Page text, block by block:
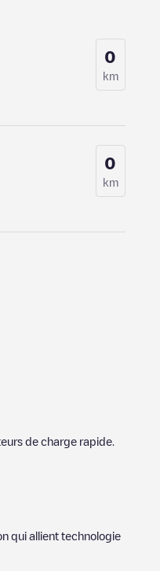
0
km
0
km
de charge rapide.
qui allient technologie